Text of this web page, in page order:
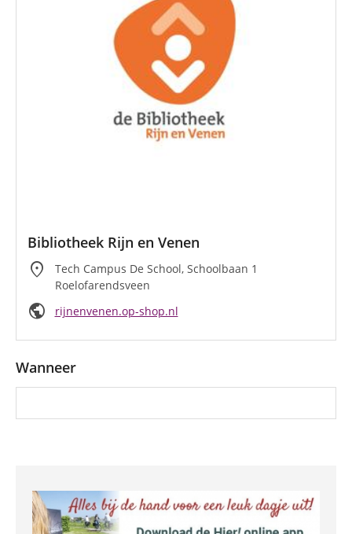
Bibliotheek Rijn en Venen
location_on
Tech Campus De School, Schoolbaan 1
Roelofarendsveen
public rijnenvenen.op-shop.nl
Wanneer